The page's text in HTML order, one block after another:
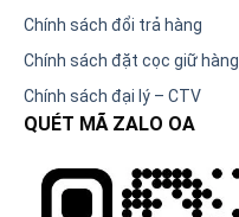
Chính sách đổi trả hàng
Chính sách đặt cọc giữ hàng
Chính sách đại lý – CTV
QUÉT MÃ ZALO OA